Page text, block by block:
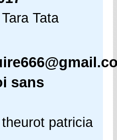
Tata
sans
patricia